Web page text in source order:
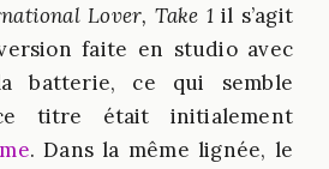
Lover, Take 1il s’agit
faite en studio avec
batterie, ce qui semble
titre était initialement
. Dans la même lignée, le